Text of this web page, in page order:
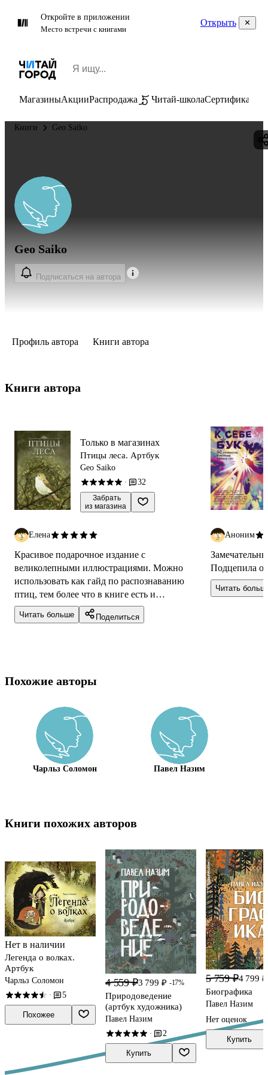
Откройте в приложении
Место встречи с книгами
Открыть
МагазиныАкцииРаспродажа Читай-школаСертификаты
Книги Geo Saiko
Geo Saiko
Подписаться на автора
Профиль автора Книги автора
Книги автора
Только в магазинах
Птицы леса. Артбук
Geo Saiko
· 32
Забрать
из магазина
Елена
Красивое подарочное издание с
великолепными иллюстрациями. Можно
использовать как гайд по распознаванию
птиц, тем более что в книге есть и
изображения самцов и самок, и их яиц в
гнездах. Или просто на...
Читать больше Поделиться
Аноним
Подцепила
Читать
Похожие авторы
Чарльз Соломон Павел Назим
Книги похожих авторов
Нет в наличии
Легенда о волках.
Артбук
Чарльз Соломон
· 5
Похожее
4 559 ₽3 799 ₽ -17%
Природоведение
(артбук художника)
Павел Назим
· 2
Купить
5 759 ₽4 799 ₽
Биографика
Павел Назим
Нет оценок
Купить